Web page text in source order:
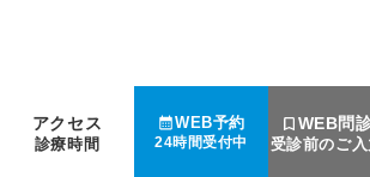
よく見られている
アクセス
診療時間
WEB予約
24時間受付中
WEB問
受診前のご